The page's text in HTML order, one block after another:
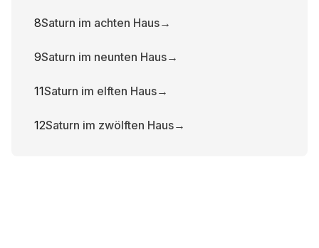
8Saturn im achten Haus→
9Saturn im neunten Haus→
11Saturn im elften Haus→
12Saturn im zwölften Haus→